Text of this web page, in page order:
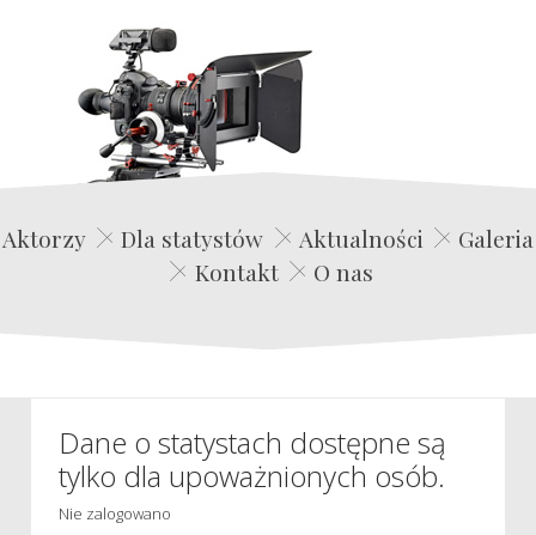
Edwin Film Agencja Aktorska
Aktorzy Dla statystów Aktualności
Galeria
Kontakt
O nas
Dane o statystach dostępne są
tylko dla upoważnionych osób.
Nie zalogowano